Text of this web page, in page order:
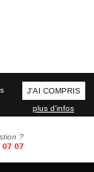
?
07 07
J'AI COMPRIS
plus d'infos